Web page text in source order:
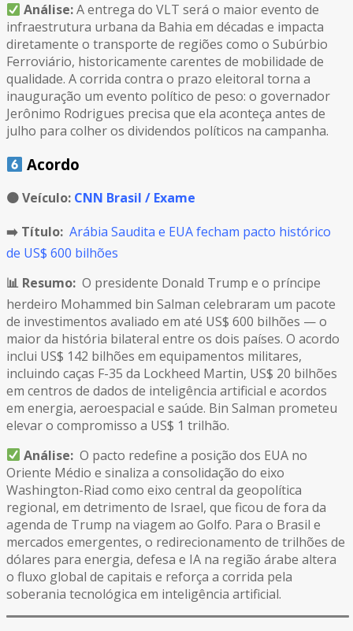
Análise:A entrega do VLT será o maior evento de
infraestrutura urbana da Bahia em décadas e impacta
diretamente o transporte de regiões como o Subúrbio
Ferroviário, historicamente carentes de mobilidade de
qualidade. A corrida contra o prazo eleitoral torna a
inauguração um evento político de peso: o governador
Jerônimo Rodrigues precisa que ela aconteça antes de
julho para colher os dividendos políticos na campanha.
Acordo
🟠Veículo: CNN Brasil / Exame
➡️ Título: Arábia Saudita e EUA fecham pacto histórico
de US$ 600 bilhões
📊 Resumo: O presidente Donald Trump e o príncipe
herdeiro Mohammed bin Salman celebraram um pacote
de investimentos avaliado em até US$ 600 bilhões — o
maior da história bilateral entre os dois países. O acordo
inclui US$ 142 bilhões em equipamentos militares,
incluindo caças F-35 da Lockheed Martin, US$ 20 bilhões
em centros de dados de inteligência artificial e acordos
em energia, aeroespacial e saúde. Bin Salman prometeu
elevar o compromisso a US$ 1 trilhão.
Análise: O pacto redefine a posição dos EUA no
Oriente Médio e sinaliza a consolidação do eixo
Washington-Riad como eixo central da geopolítica
regional, em detrimento de Israel, que ficou de fora da
agenda de Trump na viagem ao Golfo. Para o Brasil e
mercados emergentes, o redirecionamento de trilhões de
dólares para energia, defesa e IA na região árabe altera
o fluxo global de capitais e reforça a corrida pela
soberania tecnológica em inteligência artificial.